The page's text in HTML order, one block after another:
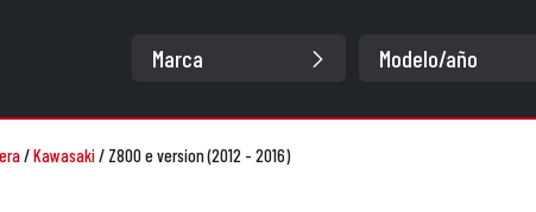
/Kawasaki/ Z800 e version (2012 - 2016)